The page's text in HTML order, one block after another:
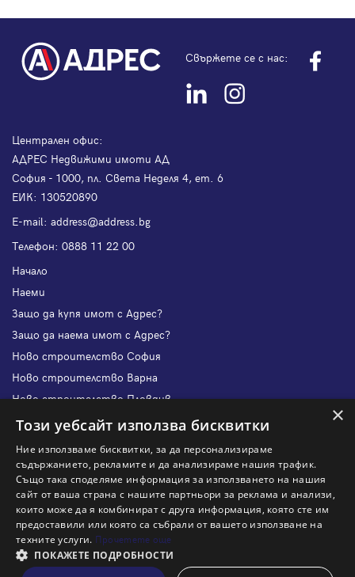
Свържете се с нас:
Централен офис:
АДРЕС Недвижими имоти АД
София - 1000, пл. Света Неделя 4, ет. 6
ЕИК: 130520890
Е-mail: address@address.bg
Телефон: 0888 11 22 00
Начало
Наеми
Защо да купя имот с Адрес?
Защо да наема имот с Адрес?
Ново строителство София
Ново строителство Варна
Ново строителство Пловдив
Ново строителство Бургас
Защо да отдам имот с Адрес?
Наши офиси
Кариери
Кои сме ние?
Франчайз
Блог
×
Този уебсайт използва бисквитки
Ние използваме бисквитки, за да персонализираме
съдържанието, рекламите и да анализираме нашия трафик.
Също така споделяме информация за използването на нашия
сайт от ваша страна с нашите партньори за реклама и анализи,
които може да я комбинират с друга информация, която сте им
предоставили или която са събрали от вашето използване на
техните услуги. Прочетете още
ПОКАЖЕТЕ ПОДРОБНОСТИ